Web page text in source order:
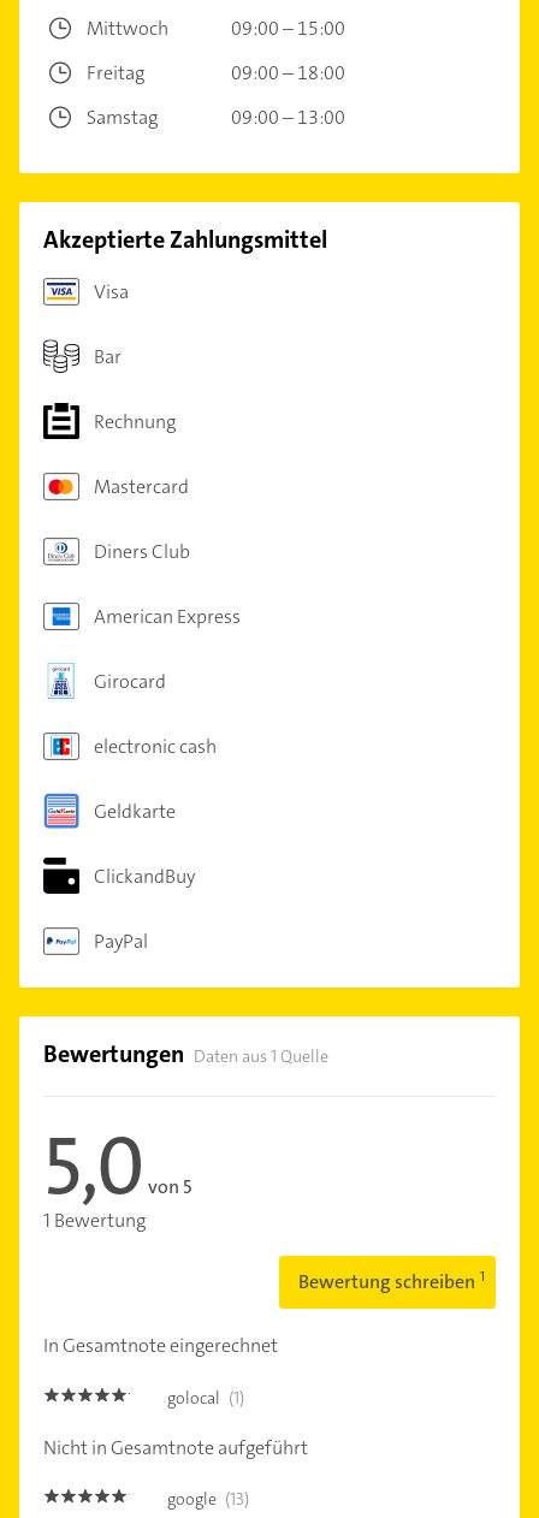
Mittwoch
09:00 – 15:00
Freitag
09:00 – 18:00
Samstag
09:00 – 13:00
Akzeptierte Zahlungsmittel
Visa
Bar
Rechnung
Mastercard
Diners Club
American Express
Girocard
electronic cash
Geldkarte
ClickandBuy
PayPal
Bewertungen Daten aus 1 Quelle
5,0 von 5
1 Bewertung
Bewertung schreiben
In Gesamtnote eingerechnet
5.0 golocal (1)
Nicht in Gesamtnote aufgeführt
4.8 google (13)